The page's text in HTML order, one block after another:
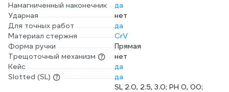
Намагниченный наконечник
да
Ударная
нет
Для точных работ
да
Материал стержня
CrV
Форма ручки
Прямая
Трещоточный механизм
нет
Кейс
да
Slotted (SL)
да
SL 2.0, 2.5, 3.0; PH 0, 00;